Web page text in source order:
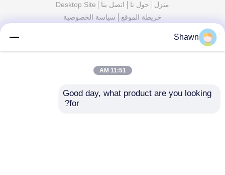
منزل حول نا اتصل بنا
Desktop Site
خريطة الموقع
سياسة الخصوصية
جودة
Reserved.
Shawn
11:51 AM
Good day, what product are you looking
for?